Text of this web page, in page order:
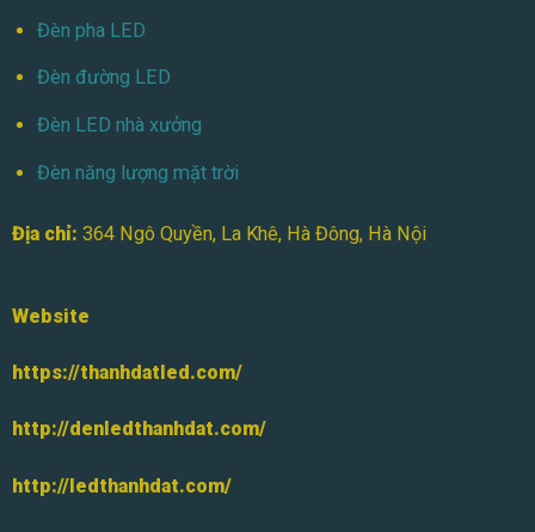
Đèn pha LED
Đèn đường LED
Đèn LED nhà xưởng
Đèn năng lượng mặt trời
Địa chỉ: 364 Ngô Quyền, La Khê, Hà Đông, Hà Nội
Website
https://thanhdatled.com/
http://denledthanhdat.com/
http://ledthanhdat.com/